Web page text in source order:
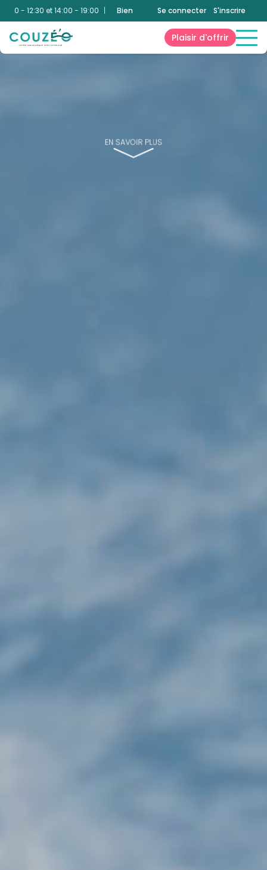
12:30 et 14:00 - 19:00 | Bien-Être: 10:00 - 12:30 et 14:00 - 19:00
Se connecter S'inscrire
Plaisir d'offrir
EN SAVOIR PLUS